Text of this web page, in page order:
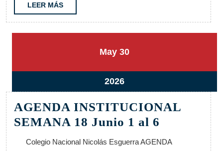
LEER MÁSLEER
MÁS
May30
2026
3030
202630
mayo,
2026
AGENDA INSTITUCIONAL
SEMANA 18 Junio 1 al 6 AGENDA
Colegio Nacional Nicolás Esguerra AGENDA